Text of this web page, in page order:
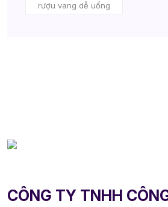
rượu vang dễ uống
CÔNG TY TNHH